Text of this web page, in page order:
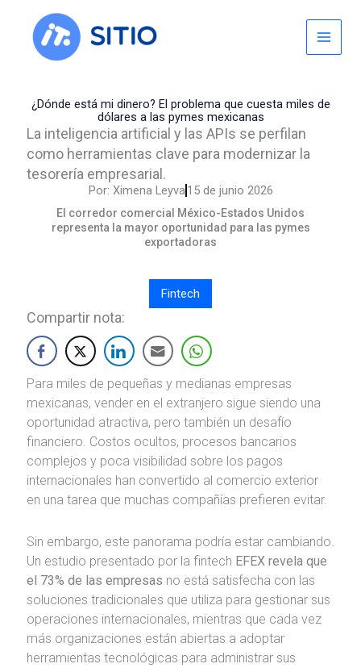
content
¿Dónde está mi dinero? El problema que cuesta miles de
dólares a las pymes mexicanas
La inteligencia artificial y las APIs se perfilan
como herramientas clave para modernizar la
tesorería empresarial.
Por: Ximena Leyva15 de junio 2026
El corredor comercial México-Estados Unidos
representa la mayor oportunidad para las pymes
exportadoras
Fintech
Compartir nota:
Para miles de pequeñas y medianas empresas
mexicanas, vender en el extranjero sigue siendo una
oportunidad atractiva, pero también un desafío
financiero. Costos ocultos, procesos bancarios
complejos y poca visibilidad sobre los pagos
internacionales han convertido al comercio exterior
en una tarea que muchas compañías prefieren evitar.
Sin embargo, este panorama podría estar cambiando.
Un estudio presentado por la fintech EFEX revela que
el 73% de las empresas no está satisfecha con las
soluciones tradicionales que utiliza para gestionar sus
operaciones internacionales, mientras que cada vez
más organizaciones están abiertas a adoptar
herramientas tecnológicas para administrar sus